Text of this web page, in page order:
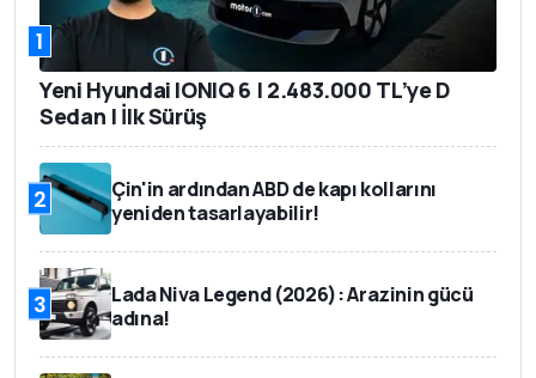
1
Yeni Hyundai IONIQ 6 | 2.483.000 TL’ye D
Sedan | İlk Sürüş
2
Çin'in ardından ABD de kapı kollarını
yeniden tasarlayabilir!
3
Lada Niva Legend (2026): Arazinin gücü
adına!